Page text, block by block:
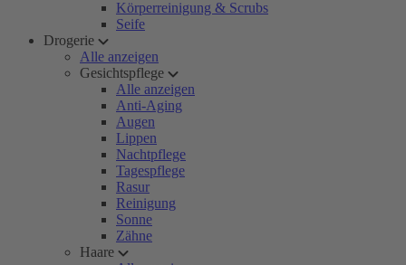
Körperreinigung & Scrubs
Seife
Drogerie
Alle anzeigen
Gesichtspflege
Alle anzeigen
Anti-Aging
Augen
Lippen
Nachtpflege
Tagespflege
Rasur
Reinigung
Sonne
Zähne
Haare